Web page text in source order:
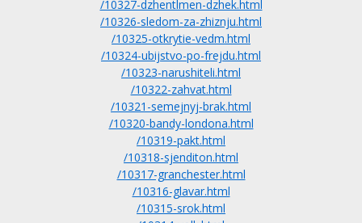
/10327-dzhentlmen-dzhek.html
/10326-sledom-za-zhiznju.html
/10325-otkrytie-vedm.html
/10324-ubijstvo-po-frejdu.html
/10323-narushiteli.html
/10322-zahvat.html
/10321-semejnyj-brak.html
/10320-bandy-londona.html
/10319-pakt.html
/10318-sjenditon.html
/10317-granchester.html
/10316-glavar.html
/10315-srok.html